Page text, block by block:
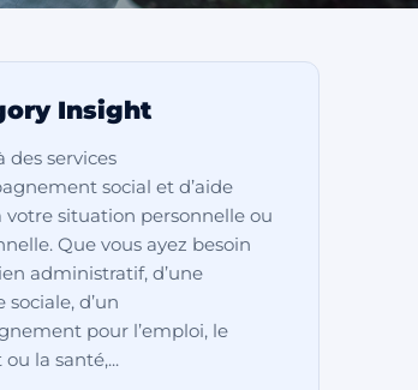
Insight
des services
social et d’aide
votre situation personnelle ou
Que vous ayez besoin
administratif, d’une
sociale, d’un
pour l’emploi, le
la santé,...